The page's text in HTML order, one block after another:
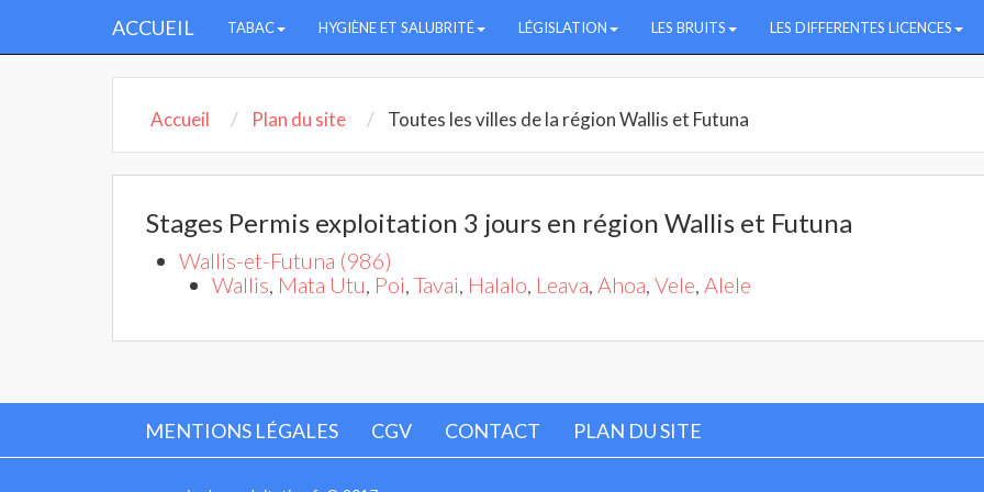
ACCUEIL TABAC HYGIÈNE ET SALUBRITÉ LÉGISLATION LES BRUITS LES DIFFERENTES LICENCES
Accueil Plan du site Toutes les villes de la région Wallis et Futuna
Stages Permis exploitation 3 jours en région Wallis et Futuna
Wallis-et-Futuna (986)
Wallis, Mata Utu, Poi, Tavai, Halalo, Leava, Ahoa, Vele, Alele
MENTIONS LÉGALES CGV CONTACT PLAN DU SITE